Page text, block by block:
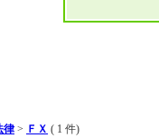
律> ＦＸ ( 1 件)